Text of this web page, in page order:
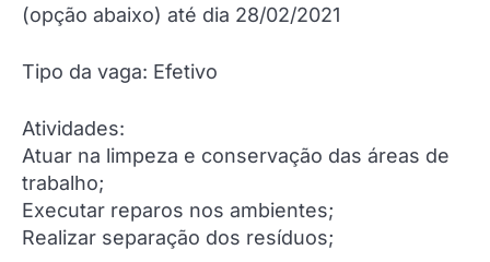
(opção abaixo) até dia 28/02/2021
Tipo da vaga: Efetivo
Atividades:
Atuar na limpeza e conservação das áreas de
trabalho;
Executar reparos nos ambientes;
Realizar separação dos resíduos;